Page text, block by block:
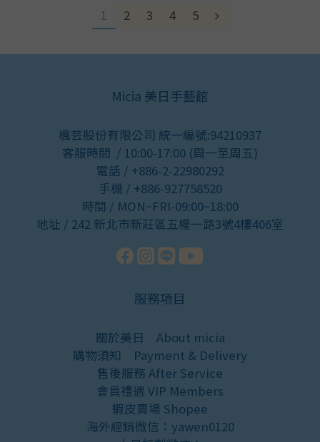
1 2 3 4 5
Micia 美日手藝館
楓芸股份有限公司 統一編號:94210937
客服時間 / 10:00-17:00 (周一至周五)
電話 / +886-2-22980292
手機 / +886-927758520
時間 / MON~FRI-09:00~18:00
地址 / 242 新北市新莊區五權一路3號4樓406室
服務項目
關於美日 About micia
購物須知 Payment & Delivery
售後服務 After Service
會員禮遇 VIP Members
蝦皮賣場 Shopee
海外經銷微信：yawen0120